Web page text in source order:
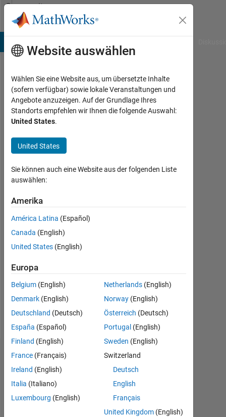
Weiter zum Inhalt
Community
Profile
Hugh
Harvey
Last
etwa
4
Jahre
Aktiv
seit
2017
1
Following:
0
Follow
Abzeichen
Harvey's
Abzeichen
Website auswählen
Wählen Sie eine Website aus, um übersetzte Inhalte
(sofern verfügbar) sowie lokale Veranstaltungen und
Angebote anzuzeigen. Auf der Grundlage Ihres
Standorts empfehlen wir Ihnen die folgende Auswahl:
United States.
United States
Sie können auch eine Website aus der folgenden Liste
auswählen:
Amerika
América Latina (Español)
Canada (English)
United States (English)
Europa
Belgium (English)
Denmark (English)
Deutschland (Deutsch)
España (Español)
Finland (English)
France (Français)
Ireland (English)
Italia (Italiano)
Luxembourg (English)
Netherlands (English)
Norway (English)
Österreich (Deutsch)
Portugal (English)
Sweden (English)
Switzerland
Deutsch
English
Français
United Kingdom (English)